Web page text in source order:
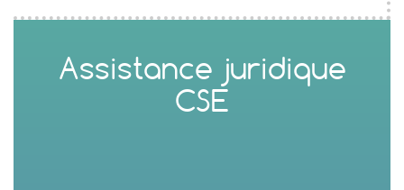
Assistance juridique
CSE